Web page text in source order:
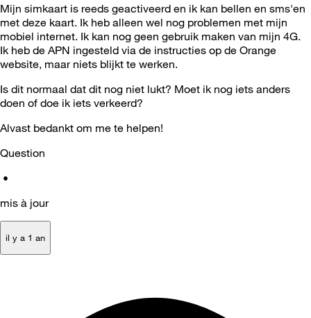
Mijn simkaart is reeds geactiveerd en ik kan bellen en sms'en
met deze kaart. Ik heb alleen wel nog problemen met mijn
mobiel internet. Ik kan nog geen gebruik maken van mijn 4G.
Ik heb de APN ingesteld via de instructies op de Orange
website, maar niets blijkt te werken.
Is dit normaal dat dit nog niet lukt? Moet ik nog iets anders
doen of doe ik iets verkeerd?
Alvast bedankt om me te helpen!
Question
•
mis à jour
il y a 1 an